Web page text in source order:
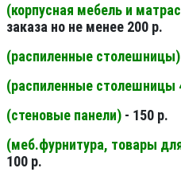
(корпусная мебель и
заказа но не менее 200 р.
(распиленные столешницы)
(распиленные столешницы
(стеновые панели) - 150 р.
(меб.фурнитура, товары
100 р.